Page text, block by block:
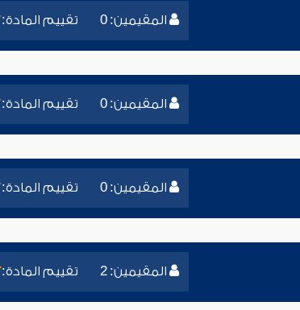
المقيمين: 0 تقييم المادة:
المقيمين: 0 تقييم المادة:
المقيمين: 0 تقييم المادة:
المقيمين: 2 تقييم المادة: